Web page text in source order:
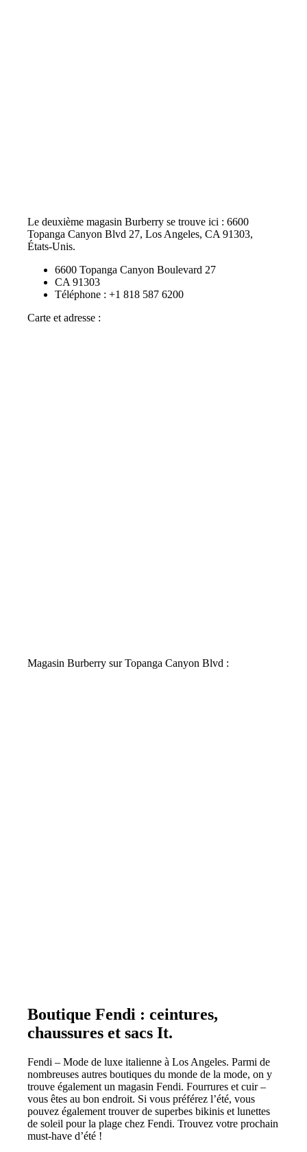
Le deuxième magasin Burberry se trouve ici : 6600
Topanga Canyon Blvd 27, Los Angeles, CA 91303,
États-Unis.
6600 Topanga Canyon Boulevard 27
CA 91303
Téléphone : +1 818 587 6200
Carte et adresse :
Magasin Burberry sur Topanga Canyon Blvd :
Boutique Fendi : ceintures,
chaussures et sacs It.
Fendi – Mode de luxe italienne à Los Angeles. Parmi de
nombreuses autres boutiques du monde de la mode, on y
trouve également un magasin Fendi. Fourrures et cuir –
vous êtes au bon endroit. Si vous préférez l’été, vous
pouvez également trouver de superbes bikinis et lunettes
de soleil pour la plage chez Fendi. Trouvez votre prochain
must-have d’été !